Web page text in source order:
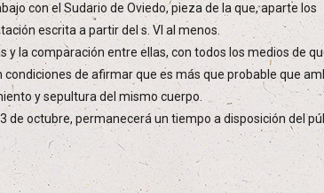
con el Sudario de Oviedo, pieza de la que, aparte los
escrita a partir del s. VI al menos.
y la comparación entre ellas, con todos los medios de
de afirmar que es más que probable que
y sepultura del mismo cuerpo.
de octubre, permanecerá un tiempo a disposición del